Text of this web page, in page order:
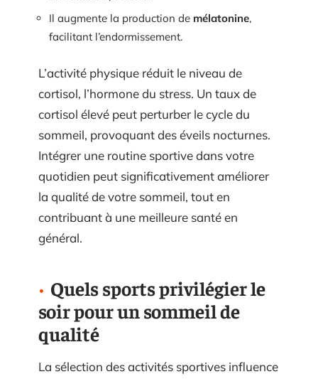
Il augmente la production de mélatonine,
facilitant l’endormissement.
L’activité physique réduit le niveau de
cortisol, l’hormone du stress. Un taux de
cortisol élevé peut perturber le cycle du
sommeil, provoquant des éveils nocturnes.
Intégrer une routine sportive dans votre
quotidien peut significativement améliorer
la qualité de votre sommeil, tout en
contribuant à une meilleure santé en
général.
Quels sports privilégier le
soir pour un sommeil de
qualité
La sélection des activités sportives influence